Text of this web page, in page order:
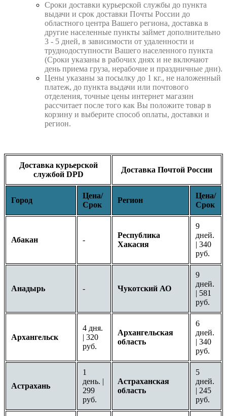
Cроки доставки курьерской службы до пункта
выдачи и срок доставки Почты России до
областного центра Вашего региона, доставка в
другие населенные пункты займет дополнительно
3 - 5 дней, в зависимости от удаленности и
труднодоступности Вашего населенного пункта
(Сроки указаны в рабочих днях и не включают
день приема груза, нерабочие и праздничные дни).
Цены указаны за посылку до 1 кг., не наложенный
платеж, до пункта выдачи или почтового
отделения, точные цены интернет магазин
рассчитает после того как Вы положите товар в
корзину и выберите способ оплаты, доставки и
регион.
Доставка курьерской
службой DPD
Доставка Почтой России
Город
Цена/
Срок
Регион
Цена/
Срок
Абакан -
Республика
Хакасия
9
дней.
| 340
руб.
Анадырь - Чукотский АО
9
дней.
| 581
руб.
Архангельск
4 дня.
| 320
руб.
Архангельская
область
6
дней.
| 340
руб.
Астрахань
1
день. |
299
руб.
Астраханская
область
5
дней.
| 245
руб.